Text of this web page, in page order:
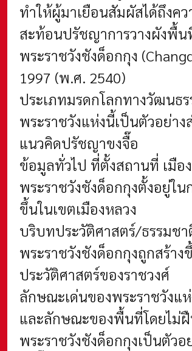
ทำให้ผู้มาเยือนสัมผัสได้ถึงค
สะท้อนปรัชญาการวางผังพื้น
พระราชวังชังด็อกกุง
1997 (พ.ศ. 2540)
ประเภทมรดกโลกทางวัฒนธร
พระราชวังแห่งนี้เป็นตัวอย่า
แนวคิดปรัชญาขงจื๊อ
ข้อมูลทั่วไป ที่ตั้งสถานที่ เมือ
พระราชวังชังด็อกกุงตั้งอยู่ใ
ขึ้นในเขตเมืองหลวง
บริบทประวัติศาสตร์/ธรรมช
พระราชวังชังด็อกกุงถูกสร้า
ประวัติศาสตร์ของราชวงศ์
ลักษณะเด่นของพระราชวังแ
และลักษณะของพื้นที่โดยไม่
พระราชวังชังด็อกกุงเป็นตัว